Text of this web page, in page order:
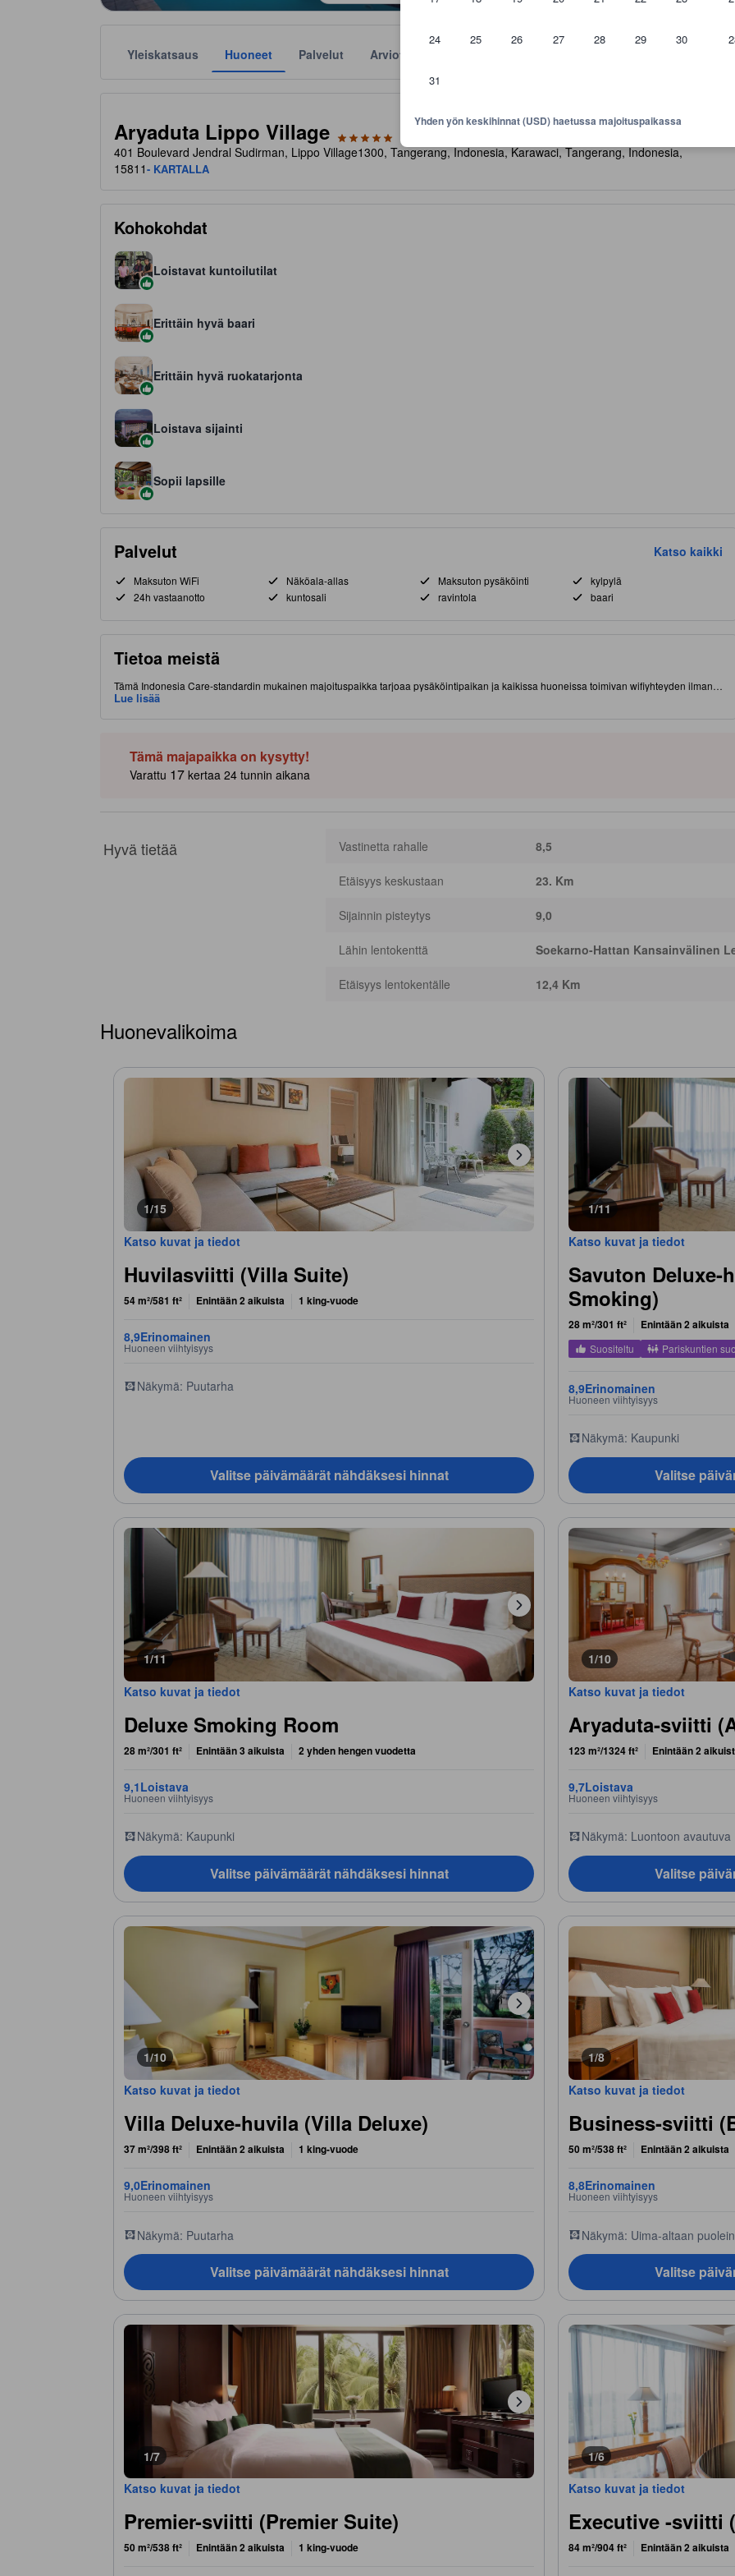
24 25 26 27 28 29 30
31
Yhden yön keskihinnat (USD) haetussa majoituspaikassa
Yleiskatsaus Huoneet Palvelut Arviot
Aryaduta Lippo Village
401 Boulevard Jendral Sudirman, Lippo Village1300, Tangerang, Indonesia, Karawaci, Tangerang, Indonesia,
15811- KARTALLA
Kohokohdat
Loistavat kuntoilutilat
Erittäin hyvä baari
Erittäin hyvä ruokatarjonta
Loistava sijainti
Sopii lapsille
Palvelut Katso kaikki
Maksuton WiFi Näköala-allas Maksuton pysäköinti
kylpylä
24h vastaanotto
kuntosali ravintola baari
Tietoa meistä
Tämä Indonesia Care-standardin mukainen majoituspaikka tarjoaa pysäköintipaikan ja kaikissa huoneissa toimivan wifiyhteyden ilman
lisämaksua. Majoituspaikka sijaitsee hyvällä paikalla (Karawaci, Tangerang) lyhyen matkan päässä nähtävyyksistä ja kiinnostavista
Lue lisää
Tämä majapaikka on kysytty!
Varattu 17 kertaa 24 tunnin aikana
Hyvä tietää Vastinetta rahalle 8,5
Etäisyys keskustaan 23. Km
Sijainnin pisteytys 9,0
Lähin lentokenttä Soekarno-Hattan Kansainvälinen
Etäisyys lentokentälle 12,4 Km
Huonevalikoima
1/15
Katso kuvat ja tiedot
Huvilasviitti (Villa Suite)
54 m²/581 ft² Enintään 2 aikuista 1 king-vuode
8,9Erinomainen
Huoneen viihtyisyys
Näkymä: Puutarha
Valitse päivämäärät nähdäksesi hinnat
1/11
Katso kuvat ja tiedot
Savuton Deluxe-
Smoking)
28 m²/301 ft² Enintään 2 aikuista
Suositeltu Pariskuntien
8,9Erinomainen
Huoneen viihtyisyys
Näkymä: Kaupunki
Valitse
1/11
Katso kuvat ja tiedot
Deluxe Smoking Room
28 m²/301 ft² Enintään 3 aikuista 2 yhden hengen vuodetta
9,1Loistava
Huoneen viihtyisyys
Näkymä: Kaupunki
Valitse päivämäärät nähdäksesi hinnat
1/10
Katso kuvat ja tiedot
Aryaduta-sviitti
123 m²/1324 ft² Enintään 2
9,7Loistava
Huoneen viihtyisyys
Näkymä: Luontoon avautuva
Valitse
1/10
Katso kuvat ja tiedot
Villa Deluxe-huvila (Villa Deluxe)
37 m²/398 ft² Enintään 2 aikuista 1 king-vuode
9,0Erinomainen
Huoneen viihtyisyys
Näkymä: Puutarha
Valitse päivämäärät nähdäksesi hinnat
1/8
Katso kuvat ja tiedot
Business-sviitti
50 m²/538 ft² Enintään 2 aikuista
8,8Erinomainen
Huoneen viihtyisyys
Näkymä: Uima-altaan
Valitse
1/7
Katso kuvat ja tiedot
Premier-sviitti (Premier Suite)
50 m²/538 ft² Enintään 2 aikuista 1 king-vuode
1/6
Katso kuvat ja tiedot
Executive -sviitti
84 m²/904 ft² Enintään 2 aikuista